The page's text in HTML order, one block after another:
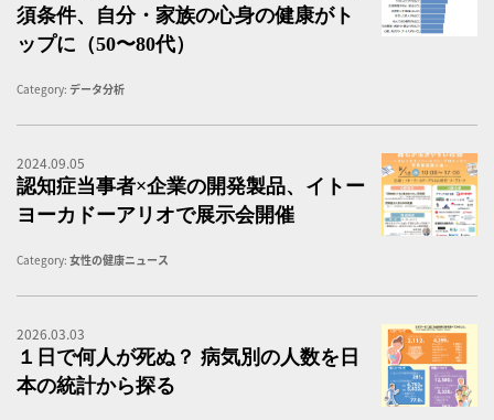
須条件、自分・家族の心身の健康がト
ップに（50〜80代）
Category: データ分析
2024.09.05
認知症当事者×企業の開発製品、イトー
ヨーカドーアリオで展示会開催
Category: 女性の健康ニュース
2026.03.03
１日で何人が死ぬ？ 病気別の人数を日
本の統計から探る